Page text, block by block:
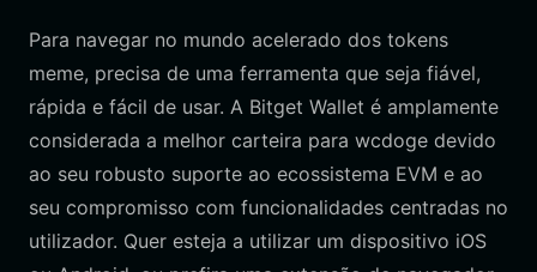
Para navegar no mundo acelerado dos tokens
meme, precisa de uma ferramenta que seja fiável,
rápida e fácil de usar. A Bitget Wallet é amplamente
considerada a melhor carteira para wcdoge devido
ao seu robusto suporte ao ecossistema EVM e ao
seu compromisso com funcionalidades centradas no
utilizador. Quer esteja a utilizar um dispositivo iOS